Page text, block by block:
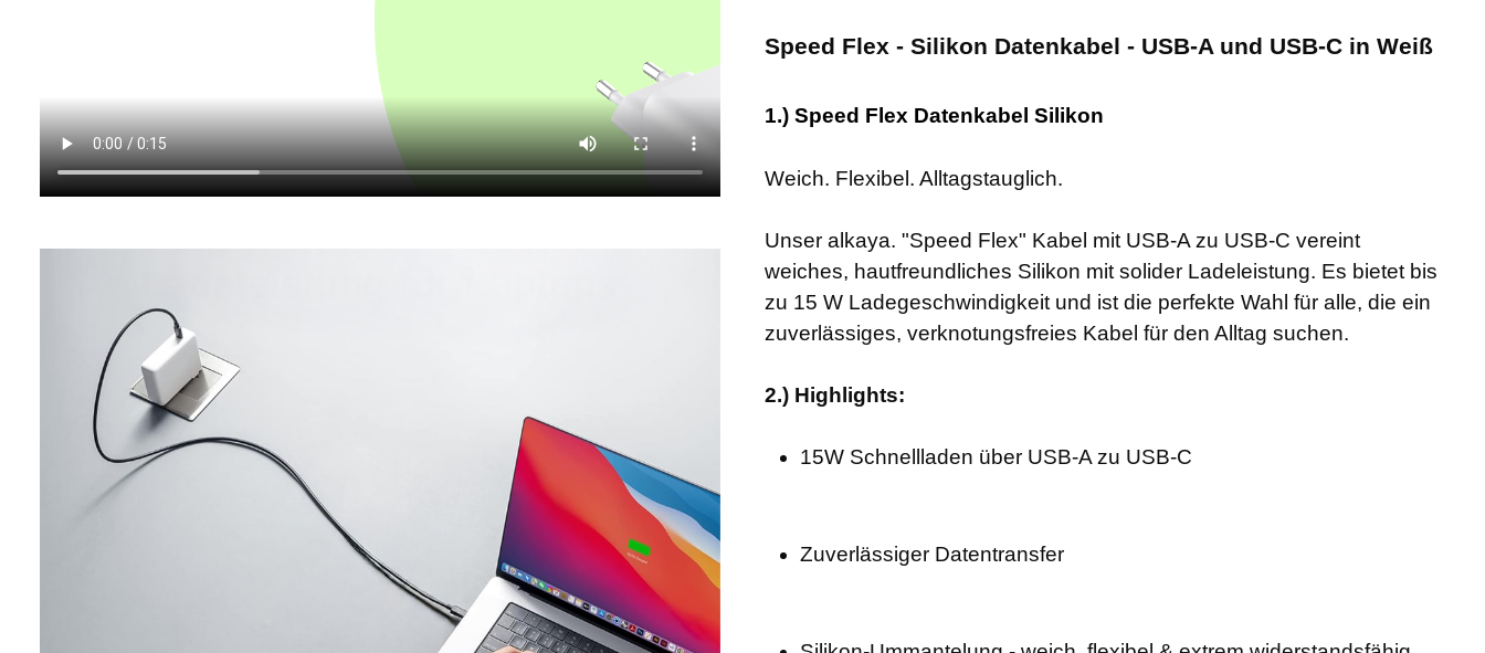
Speed Flex - Silikon Datenkabel - USB-A und USB-C in Weiß
1.) Speed Flex Datenkabel Silikon
Weich. Flexibel. Alltagstauglich.
Unser alkaya. "Speed Flex" Kabel mit USB-A zu USB-C vereint
weiches, hautfreundliches Silikon mit solider Ladeleistung. Es bietet bis
zu 15 W Ladegeschwindigkeit und ist die perfekte Wahl für alle, die ein
zuverlässiges, verknotungsfreies Kabel für den Alltag suchen.
2.) Highlights:
15W Schnellladen über USB-A zu USB-C
Zuverlässiger Datentransfer